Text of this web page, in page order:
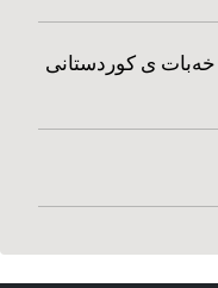
خه‌بات ی کوردستانی